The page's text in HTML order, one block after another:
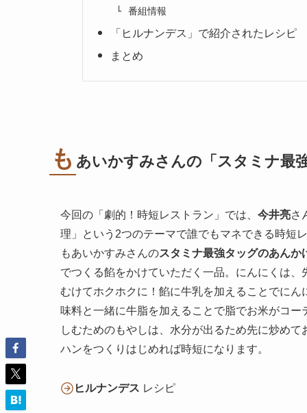
番組情報
「ヒルナンデス」で紹介されたレシピ
まとめ
も あいかすみさんの「スタミナ最
今回の「劇的！時短レストラン」では、 今井亮さ
理」という2つのテーマで誰でもマネできる時短
もあいかすみさんのスタミナ最強タッグのあんか
でつくる餡をかけていただく一品。にんにくは
むけてホクホクに！餡に牛乳を加えることでに
味料と一緒に牛脂を加えることで脂でお米がコ
しむためのもやしは、水分が出るため先に炒め
ハンをつくりはじめれば時短になります。
ヒルナンデス レシピ